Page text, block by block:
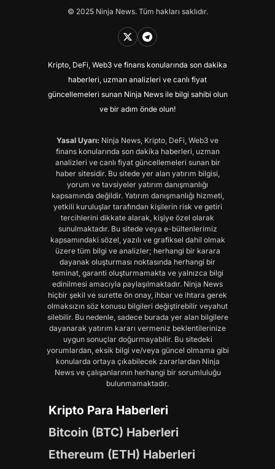
© 2025 Ninja News. Tüm hakları saklıdır.
Kripto, DeFi, Web3 ve finans konularında son dakika
haberleri, uzman analizleri ve canlı fiyat
güncellemeleri sunan Ninja News ile bilgi sahibi olun
ve bir adım önde olun!
Yasal Uyarı: Ninja News, Kripto, DeFi, Web3 ve
finans konularında son dakika haberleri, uzman
analizleri ve canlı fiyat güncellemeleri sunan bir
haber sitesidir. Bu sitede yer alan yatırım bilgisi,
yorum ve tavsiyeler yatırım danışmanlığı
kapsamında değildir. Yatırım danışmanlığı hizmeti,
yetkili kuruluşlar tarafından kişilerin risk ve getiri
tercihlerini dikkate alarak, kişiye özel olarak
sunulmaktadır. Bu sitede veya e-bültenlerimiz
kapsamındaki sözel, yazılı ve grafiksel dahil olmak
üzere tüm bilgi ve analizler; herhangi bir karara
dayanak oluşturması noktasında herhangi bir
teminat, garanti oluşturmamakta ve yalnızca bilgi
edinilmesi amacıyla paylaşılmaktadır. Ninja News
hiçbir şekil ve surette ön onay, ihbar ve ihtara gerek
olmaksızın söz konusu bilgileri değiştirebilir veyahut
silebilir. Bu nedenle, sadece burada yer alan bilgilere
dayanarak yatırım kararı vermeniz beklentilerinize
uygun sonuçlar doğurmayabilir. Bu sitedeki
yorumlardan, eksik bilgi ve/veya güncel olmama gibi
konularda ortaya çıkabilecek zararlardan Ninja
News ve çalışanlarının herhangi bir sorumluluğu
bulunmamaktadır.
Kripto Para Haberleri
Bitcoin (BTC) Haberleri
Ethereum (ETH) Haberleri